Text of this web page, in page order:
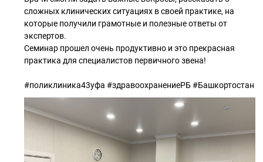
сложных клинических ситуациях в своей практике, на
которые получили грамотные и полезные ответы от
экспертов.
Семинар прошел очень продуктивно и это прекрасная
практика для специалистов первичного звена!
#поликлиника43уфа #здравоохранениеРБ #Башкортостан